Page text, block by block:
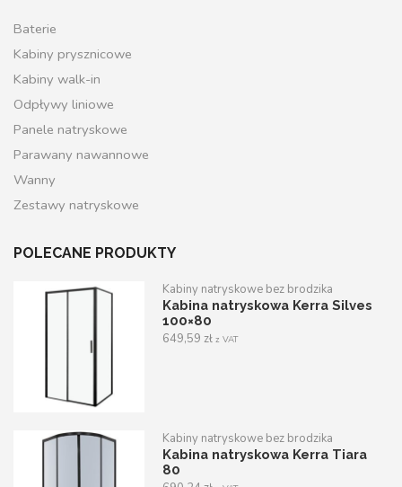
Baterie
Kabiny prysznicowe
Kabiny walk-in
Odpływy liniowe
Panele natryskowe
Parawany nawannowe
Wanny
Zestawy natryskowe
POLECANE PRODUKTY
Kabiny natryskowe bez brodzika
Kabina natryskowa Kerra Silves
100×80
649,59zł z VAT
Kabiny natryskowe bez brodzika
Kabina natryskowa Kerra Tiara
80